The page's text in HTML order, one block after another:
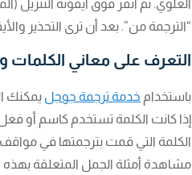
العلوي. ثم انقر فوق أيقونة التنزيل
“الترجمة من”. بعد أن ترى التحذير
التعرف على معاني الكلمات
باستخدام خدمة ترجمة جوجل يمكنك
إذا كانت الكلمة تستخدم كاسم أو
الكلمة التي قمت بترجمتها في
مشاهدة أمثلة الجمل المتعلقة